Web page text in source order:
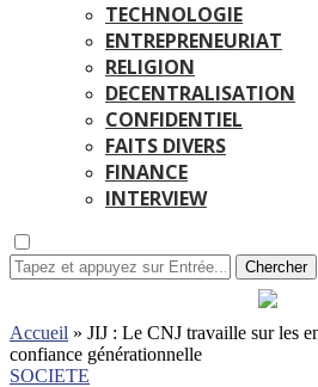
TECHNOLOGIE
ENTREPRENEURIAT
RELIGION
DECENTRALISATION
CONFIDENTIEL
FAITS DIVERS
FINANCE
INTERVIEW
Chercher
Accueil » JIJ : Le CNJ travaille sur les
confiance générationnelle
SOCIETE